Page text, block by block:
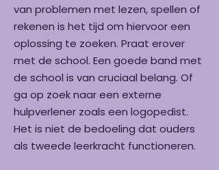
van problemen met lezen, spellen of
rekenen is het tijd om hiervoor een
oplossing te zoeken. Praat erover
met de school. Een goede band met
de school is van cruciaal belang. Of
ga op zoek naar een externe
hulpverlener zoals een logopedist.
Het is niet de bedoeling dat ouders
als tweede leerkracht functioneren.